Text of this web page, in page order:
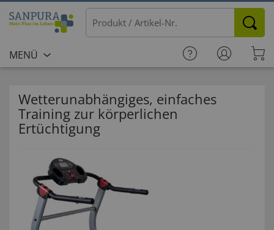
MENÜ
Wetterunabhängiges, einfaches
Training zur körperlichen
Ertüchtigung